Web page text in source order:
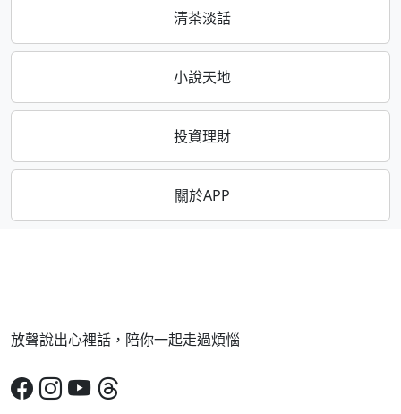
清茶淡話
小說天地
投資理財
關於APP
放聲說出心裡話，陪你一起走過煩惱